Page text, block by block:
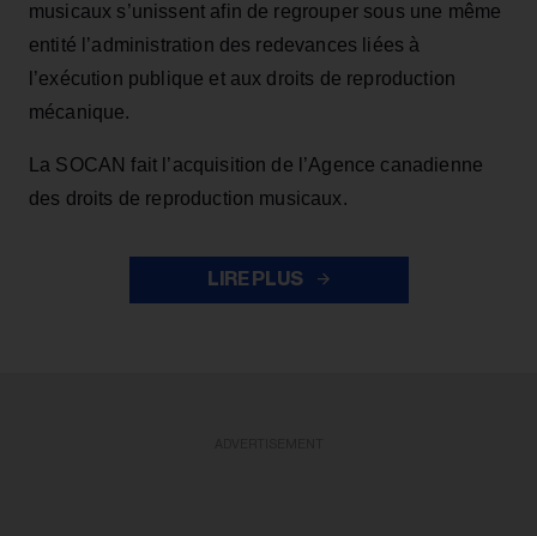
musicaux s’unissent afin de regrouper sous une même
entité l’administration des redevances liées à
l’exécution publique et aux droits de reproduction
mécanique.
La SOCAN fait l’acquisition de l’Agence canadienne
des droits de reproduction musicaux.
LIRE PLUS